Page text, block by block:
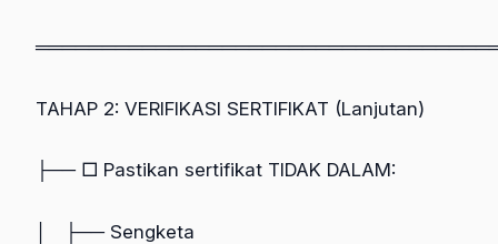
TAHAP 2: VERIFIKASI SERTIFIKAT (Lanjutan)
├── □ Pastikan sertifikat TIDAK DALAM:
│ ├── Sengketa